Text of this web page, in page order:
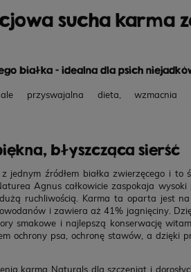
sucha karma
białka - idealna dla psich
przyswajalna dieta, wzmacnia
błyszcząca sierść
jednym źródłem białka zwierzęcego i to
Agnus całkowicie zaspokaja
ruchliwością. Karma ta oparta jest
i zawiera aż 41% jagnięciny.
smakowe i najlepszą konserwację
ochrony psa, ochronę stawów, a dzięki
karmą Naturals dla szczeniąt i